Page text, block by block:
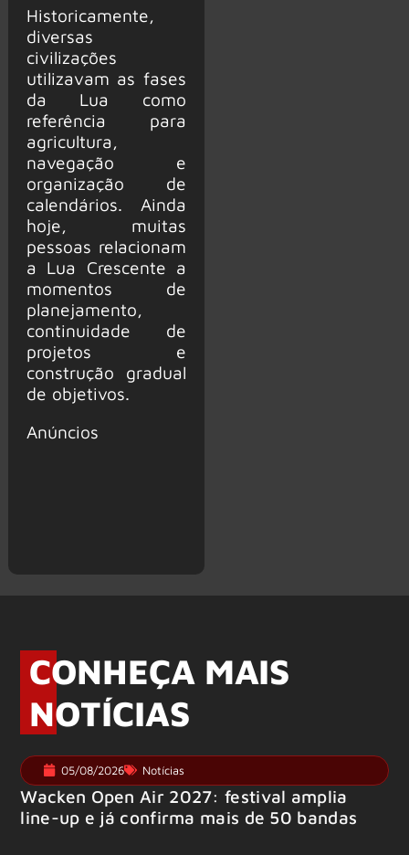
Historicamente,
diversas
civilizações
utilizavam as fases
da Lua como
referência para
agricultura,
navegação e
organização de
calendários. Ainda
hoje, muitas
pessoas relacionam
a Lua Crescente a
momentos de
planejamento,
continuidade de
projetos e
construção gradual
de objetivos.
Anúncios
CONHEÇA MAIS
NOTÍCIAS
05/08/2026 Notícias
Wacken Open Air 2027: festival amplia
line-up e já confirma mais de 50 bandas